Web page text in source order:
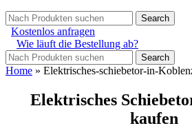
Search
Kostenlos anfragen
Wie läuft die Bestellung ab?
Search
Home » Elektrisches-schiebetor-in-
Elektrisches
kaufen